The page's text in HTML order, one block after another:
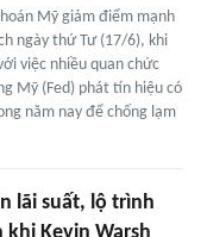
Mỹ giảm điểm mạnh
ngày thứ Tư (17/6), khi
việc nhiều quan chức
Mỹ (Fed) phát tín hiệu có
năm nay để chống lạm
lãi suất, lộ trình
Kevin Warsh